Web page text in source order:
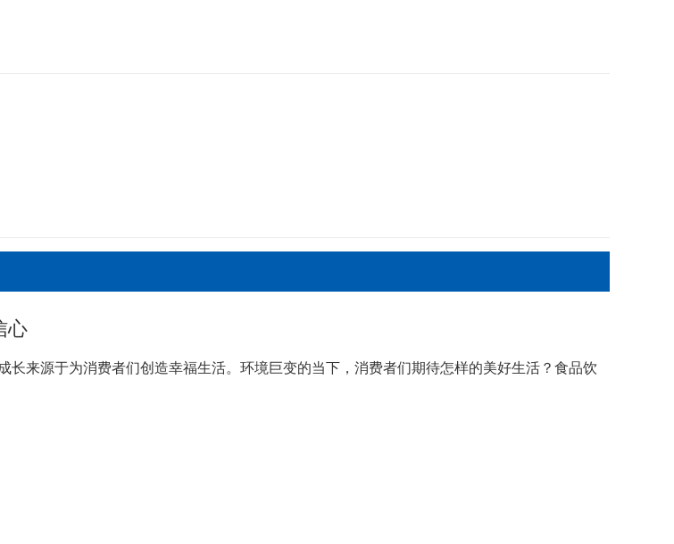
心
来源于为消费者们创造幸福生活。环境巨变的当下，消费者们期待怎样的美好生活？食品饮